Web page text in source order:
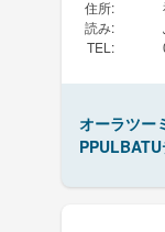
住所:
読み:
TEL :
オーラツー